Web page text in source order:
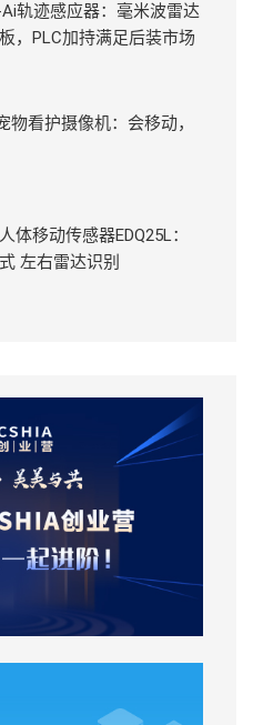
轨迹感应器：毫米波雷达
，PLC加持满足后装市场
物看护摄像机：会移动，
体移动传感器EDQ25L：
左右雷达识别